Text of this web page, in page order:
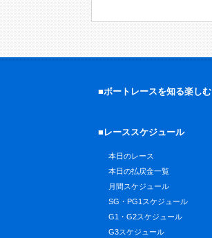
■ボートレースを知る楽しむ
■レーススケジュール
本日のレース
本日の払戻金一覧
月間スケジュール
SG・PG1スケジュール
G1・G2スケジュール
G3スケジュール